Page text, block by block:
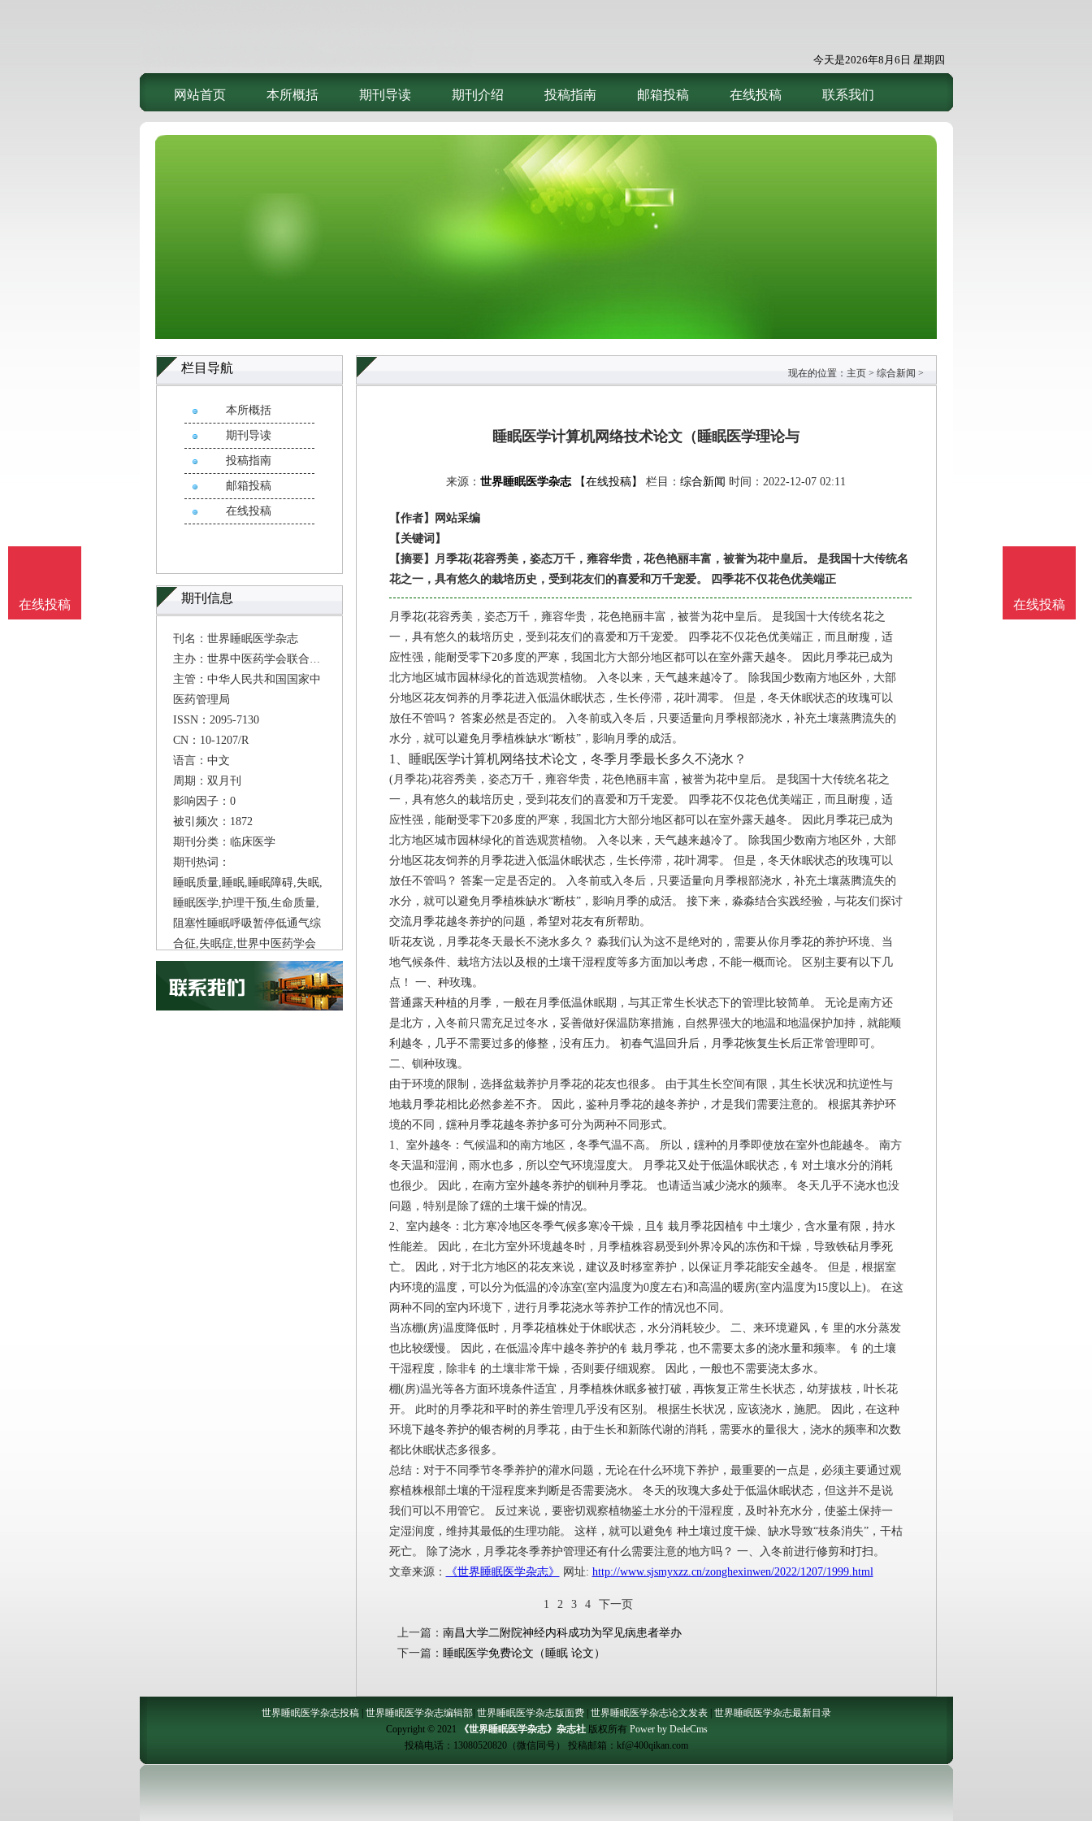
今天是2026年8月6日 星期四
网站首页 本所概括 期刊导读 期刊介绍 投稿指南 邮箱投稿 在线投稿 联系我们
栏目导航
本所概括
期刊导读
投稿指南
邮箱投稿
在线投稿
期刊信息
刊名：世界睡眠医学杂志
主办：世界中医药学会联合会
主管：中华人民共和国国家中
医药管理局
ISSN：2095-7130
CN：10-1207/R
语言：中文
周期：双月刊
影响因子：0
被引频次：1872
期刊分类：临床医学
期刊热词：
睡眠质量,睡眠,睡眠障碍,失眠,
睡眠医学,护理干预,生命质量,
阻塞性睡眠呼吸暂停低通气综
合征,失眠症,世界中医药学会
联合会,
现在的位置： 主页> 综合新闻 >
睡眠医学计算机网络技术论文（睡眠医学理论与
来源： 世界睡眠医学杂志 【在线投稿】 栏目： 综合新闻 时间：2022-12-07 02:11
【作者】网站采编
【关键词】
【摘要】月季花(花容秀美，姿态万千，雍容华贵，花色艳丽丰富，被誉为花中皇后。 是我国十大传统名
花之一，具有悠久的栽培历史，受到花友们的喜爱和万千宠爱。 四季花不仅花色优美端正
月季花(花容秀美，姿态万千，雍容华贵，花色艳丽丰富，被誉为花中皇后。 是我国十大传统名花之
一，具有悠久的栽培历史，受到花友们的喜爱和万千宠爱。 四季花不仅花色优美端正，而且耐瘦，适
应性强，能耐受零下20多度的严寒，我国北方大部分地区都可以在室外露天越冬。 因此月季花已成为
北方地区城市园林绿化的首选观赏植物。 入冬以来，天气越来越冷了。 除我国少数南方地区外，大部
分地区花友饲养的月季花进入低温休眠状态，生长停滞，花叶凋零。 但是，冬天休眠状态的玫瑰可以
放任不管吗？ 答案必然是否定的。 入冬前或入冬后，只要适量向月季根部浇水，补充土壤蒸腾流失的
水分，就可以避免月季植株缺水“断枝”，影响月季的成活。
1、 睡眠医学计算机网络技术论文，冬季月季最长多久不浇水？
(月季花)花容秀美，姿态万千，雍容华贵，花色艳丽丰富，被誉为花中皇后。 是我国十大传统名花之
一，具有悠久的栽培历史，受到花友们的喜爱和万千宠爱。 四季花不仅花色优美端正，而且耐瘦，适
应性强，能耐受零下20多度的严寒，我国北方大部分地区都可以在室外露天越冬。 因此月季花已成为
北方地区城市园林绿化的首选观赏植物。 入冬以来，天气越来越冷了。 除我国少数南方地区外，大部
分地区花友饲养的月季花进入低温休眠状态，生长停滞，花叶凋零。 但是，冬天休眠状态的玫瑰可以
放任不管吗？ 答案一定是否定的。 入冬前或入冬后，只要适量向月季根部浇水，补充土壤蒸腾流失的
水分，就可以避免月季植株缺水“断枝”，影响月季的成活。 接下来，淼淼结合实践经验，与花友们探讨
交流月季花越冬养护的问题，希望对花友有所帮助。
听花友说，月季花冬天最长不浇水多久？ 淼我们认为这不是绝对的，需要从你月季花的养护环境、当
地气候条件、栽培方法以及根的土壤干湿程度等多方面加以考虑，不能一概而论。 区别主要有以下几
点！ 一、种玫瑰。
普通露天种植的月季，一般在月季低温休眠期，与其正常生长状态下的管理比较简单。 无论是南方还
是北方，入冬前只需充足过冬水，妥善做好保温防寒措施，自然界强大的地温和地温保护加持，就能顺
利越冬，几乎不需要过多的修整，没有压力。 初春气温回升后，月季花恢复生长后正常管理即可。
二、钏种玫瑰。
由于环境的限制，选择盆栽养护月季花的花友也很多。 由于其生长空间有限，其生长状况和抗逆性与
地栽月季花相比必然参差不齐。 因此，鉴种月季花的越冬养护，才是我们需要注意的。 根据其养护环
境的不同，钂种月季花越冬养护多可分为两种不同形式。
1、室外越冬：气候温和的南方地区，冬季气温不高。 所以，钂种的月季即使放在室外也能越冬。 南方
冬天温和湿润，雨水也多，所以空气环境湿度大。 月季花又处于低温休眠状态，钅对土壤水分的消耗
也很少。 因此，在南方室外越冬养护的钏种月季花。 也请适当减少浇水的频率。 冬天几乎不浇水也没
问题，特别是除了钂的土壤干燥的情况。
2、室内越冬：北方寒冷地区冬季气候多寒冷干燥，且钅栽月季花因植钅中土壤少，含水量有限，持水
性能差。 因此，在北方室外环境越冬时，月季植株容易受到外界冷风的冻伤和干燥，导致铁砧月季死
亡。 因此，对于北方地区的花友来说，建议及时移室养护，以保证月季花能安全越冬。 但是，根据室
内环境的温度，可以分为低温的冷冻室(室内温度为0度左右)和高温的暖房(室内温度为15度以上)。 在这
两种不同的室内环境下，进行月季花浇水等养护工作的情况也不同。
当冻棚(房)温度降低时，月季花植株处于休眠状态，水分消耗较少。 二、来环境避风，钅里的水分蒸发
也比较缓慢。 因此，在低温冷库中越冬养护的钅栽月季花，也不需要太多的浇水量和频率。 钅的土壤
干湿程度，除非钅的土壤非常干燥，否则要仔细观察。 因此，一般也不需要浇太多水。
棚(房)温光等各方面环境条件适宜，月季植株休眠多被打破，再恢复正常生长状态，幼芽拔枝，叶长花
开。 此时的月季花和平时的养生管理几乎没有区别。 根据生长状况，应该浇水，施肥。 因此，在这种
环境下越冬养护的银杏树的月季花，由于生长和新陈代谢的消耗，需要水的量很大，浇水的频率和次数
都比休眠状态多很多。
总结：对于不同季节冬季养护的灌水问题，无论在什么环境下养护，最重要的一点是，必须主要通过观
察植株根部土壤的干湿程度来判断是否需要浇水。 冬天的玫瑰大多处于低温休眠状态，但这并不是说
我们可以不用管它。 反过来说，要密切观察植物鉴土水分的干湿程度，及时补充水分，使鉴土保持一
定湿润度，维持其最低的生理功能。 这样，就可以避免钅种土壤过度干燥、缺水导致“枝条消失”，干枯
死亡。 除了浇水，月季花冬季养护管理还有什么需要注意的地方吗？ 一、入冬前进行修剪和打扫。
文章来源：
《世界睡眠医学杂志》 网址: http://www.sjsmyxzz.cn/zonghexinwen/2022/1207/1999.html
1 2 3 4 下一页
上一篇： 南昌大学二附院神经内科成功为罕见病患者举办
下一篇： 睡眠医学免费论文（睡眠 论文）
世界睡眠医学杂志投稿 世界睡眠医学杂志编辑部 世界睡眠医学杂志版面费 世界睡眠医学杂志论文发表 世界睡眠医学杂志最新目录
Copyright © 2021
《世界睡眠医学杂志》杂志社版权所有 Power by DedeCms
投稿电话： 13080520820（微信同号） 投稿邮箱： kf@400qikan.com
在线投稿
在线投稿